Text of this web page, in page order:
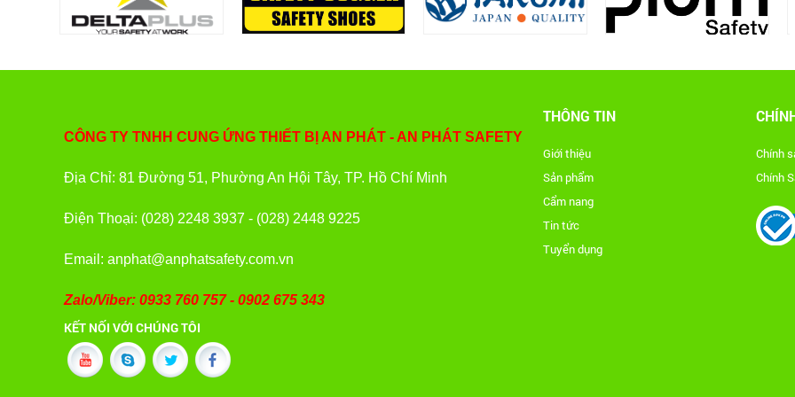
CÔNG TY TNHH CUNG ỨNG THIẾT BỊ AN PHÁT - AN PHÁT SAFETY
Địa Chỉ: 81 Đường 51, Phường An Hội Tây, TP. Hồ Chí Minh
Điện Thoại: (028) 2248 3937 - (028) 2448 9225
Email: anphat@anphatsafety.com.vn
Zalo/Viber: 0933 760 757 - 0902 675 343
KẾT NỐI VỚI CHÚNG TÔI
THÔNG TIN
Giới thiệu
Sản phẩm
Cẩm nang
Tin tức
Tuyển dụng
Chính
Chính